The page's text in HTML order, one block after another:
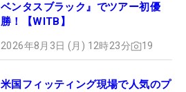
ベンタスブラック』でツアー初優
勝！【WITB】
2026年8月3日 (月) 12時23分 19
米国フィッティング現場で人気のプ